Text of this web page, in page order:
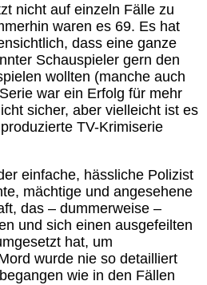
nicht auf einzeln Fälle zu
waren es 69. Es hat
dass eine ganze
Schauspieler gern den
wollten (manche auch
war ein Erfolg für mehr
sicher, aber vielleicht ist es
TV-Krimiserie
einfache, hässliche Polizist
mächtige und angesehene
das – dummerweise –
und sich einen ausgefeilten
hat, um
wurde nie so detailliert
wie in den Fällen